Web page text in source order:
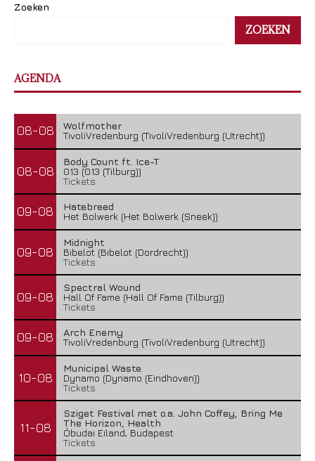
Zoeken
ZOEKEN
AGENDA
08-08
Wolfmother
TivoliVredenburg (TivoliVredenburg (Utrecht))
08-08
Body Count ft. Ice-T
013 (013 (Tilburg))
Tickets
09-08
Hatebreed
Het Bolwerk (Het Bolwerk (Sneek))
09-08
Midnight
Bibelot (Bibelot (Dordrecht))
Tickets
09-08
Spectral Wound
Hall Of Fame (Hall Of Fame (Tilburg))
Tickets
09-08
Arch Enemy
TivoliVredenburg (TivoliVredenburg (Utrecht))
10-08
Municipal Waste
Dynamo (Dynamo (Eindhoven))
Tickets
11-08
Sziget Festival met o.a. John Coffey, Bring Me
The Horizon, Health
Óbudai Eiland, Budapest
Tickets